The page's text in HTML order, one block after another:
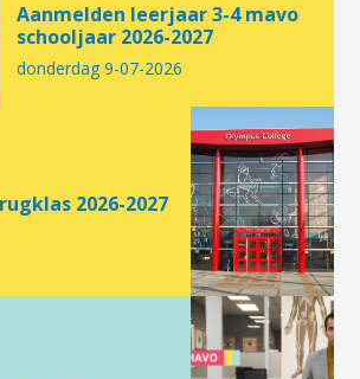
Aanmelden leerjaar 3-4 mavo
schooljaar 2026-2027
donderdag 9-07-2026
2026-2027